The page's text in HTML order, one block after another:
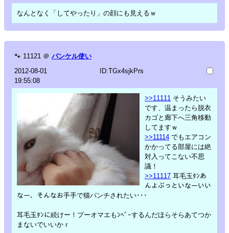
なんとなく「してやったり」の顔にも見えるｗ
🐾 11121 ＠ バンケル使い
2012-08-01
19:55:08
ID:TGx4sjkPrs
>>11111 そうみたい
です、温まったら脱衣
カゴと廊下へ三角移動
してますｗ
>>11114 でもエアコン
かかってる部屋には絶
対入ってこない不思
議！
>>11117 耳毛玉ﾀﾝあ
んよぶっといなーいい
なー、そんなお手手で猫パンチされたい･･･
耳毛玉ﾀﾝに続けー！プーオマエもﾝﾍﾞｰするんだほらそらあてつか
まないでいいかｒ